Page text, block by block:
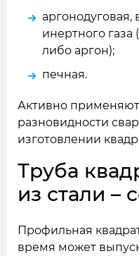
инертного газа
либо аргон);
печная.
Активно
разновидности
изготовлении
Труба
из стали –
Профильная
время может